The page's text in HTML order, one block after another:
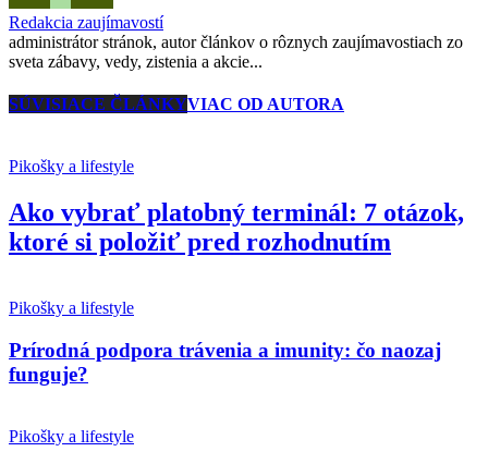
Redakcia zaujímavostí
administrátor stránok, autor článkov o rôznych zaujímavostiach zo
sveta zábavy, vedy, zistenia a akcie...
SÚVISIACE ČLÁNKYVIAC OD AUTORA
Pikošky a lifestyle
Ako vybrať platobný terminál: 7 otázok,
ktoré si položiť pred rozhodnutím
Pikošky a lifestyle
Prírodná podpora trávenia a imunity: čo naozaj
funguje?
Pikošky a lifestyle